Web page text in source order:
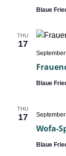
Blaue
THU
17
Blaue
THU
17
Wofa-
Blaue